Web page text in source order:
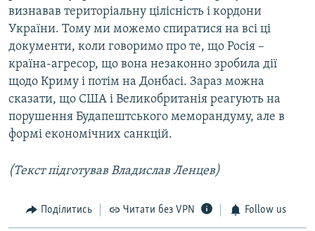
визнавав територіальну цілісність і кордони
України. Тому ми можемо спиратися на всі ці
документи, коли говоримо про те, що Росія –
країна-агресор, що вона незаконно зробила дії
щодо Криму і потім на Донбасі. Зараз можна
сказати, що США і Великобританія реагують на
порушення Будапештського меморандуму, але в
формі економічних санкцій.
(Текст підготував Владислав Ленцев)
Поділитись Читати без VPN Follow us